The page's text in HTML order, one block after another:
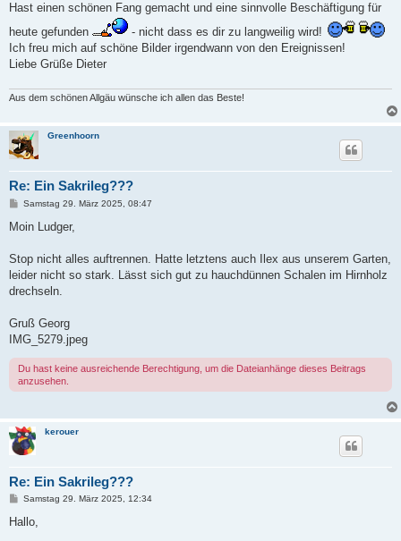
r
g
Hast einen schönen Fang gemacht und eine sinnvolle Beschäftigung für
heute gefunden
- nicht dass es dir zu langweilig wird!
Ich freu mich auf schöne Bilder irgendwann von den Ereignissen!
Liebe Grüße Dieter
Aus dem schönen Allgäu wünsche ich allen das Beste!
Greenhoorn
Re: Ein Sakrileg???
B
i
a
Samstag 29. März 2025, 08:47
Moin Ludger,
Stop nicht alles auftrennen. Hatte letztens auch Ilex aus unserem Garten,
leider nicht so stark. Lässt sich gut zu hauchdünnen Schalen im Hirnholz
drechseln.
Gruß Georg
IMG_5279.jpeg
Du hast keine ausreichende Berechtigung, um die Dateianhänge dieses Beitrags
anzusehen.
kerouer
Re: Ein Sakrileg???
B
i
Samstag 29. März 2025, 12:34
Hallo,